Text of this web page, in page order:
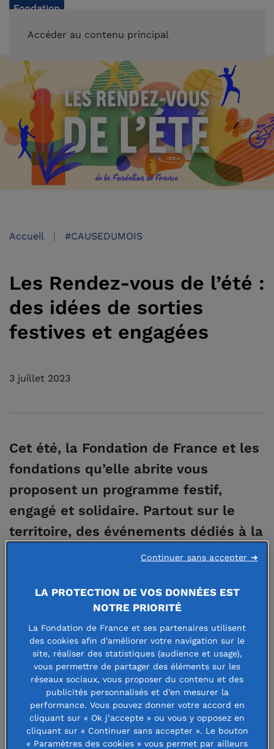
Accéder au contenu principal
Accueil #CAUSEDUMOIS
Les Rendez-vous de l’été :
des idées de sorties
festives et engagées
3 juillet 2023
Cet été, la Fondation de France et les
fondations qu’elle abrite vous
proposent un programme festif,
engagé et solidaire. Partout sur le
territoire, des événements dédiés à la
culture et aux arts, au sport ou à
des associations soutenues par ces
fondations. L’occasion de découvrir
dans le plaisir et sur le terrain les
actions menées toute l’année par des
acteurs engagés et passionnés. De
quoi passer un bel été et renforcer
les envies d’agir. Focus sur quelques-
uns de ces rendez-vous.
LA PROTECTION DE VOS DONNÉES EST
NOTRE PRIORITÉ
La Fondation de France et ses partenaires utilisent
des cookies afin d'améliorer votre navigation sur le
site, réaliser des statistiques (audience et usage),
vous permettre de partager des éléments sur les
réseaux sociaux, vous proposer du contenu et des
publicités personnalisés et d’en mesurer la
performance. Vous pouvez donner votre accord en
cliquant sur « Ok j’accepte » ou vous y opposez en
cliquant sur « Continuer sans accepter ». Le bouton
« Paramètres des cookies » vous permet par ailleurs
Continuer sans accepter ➜